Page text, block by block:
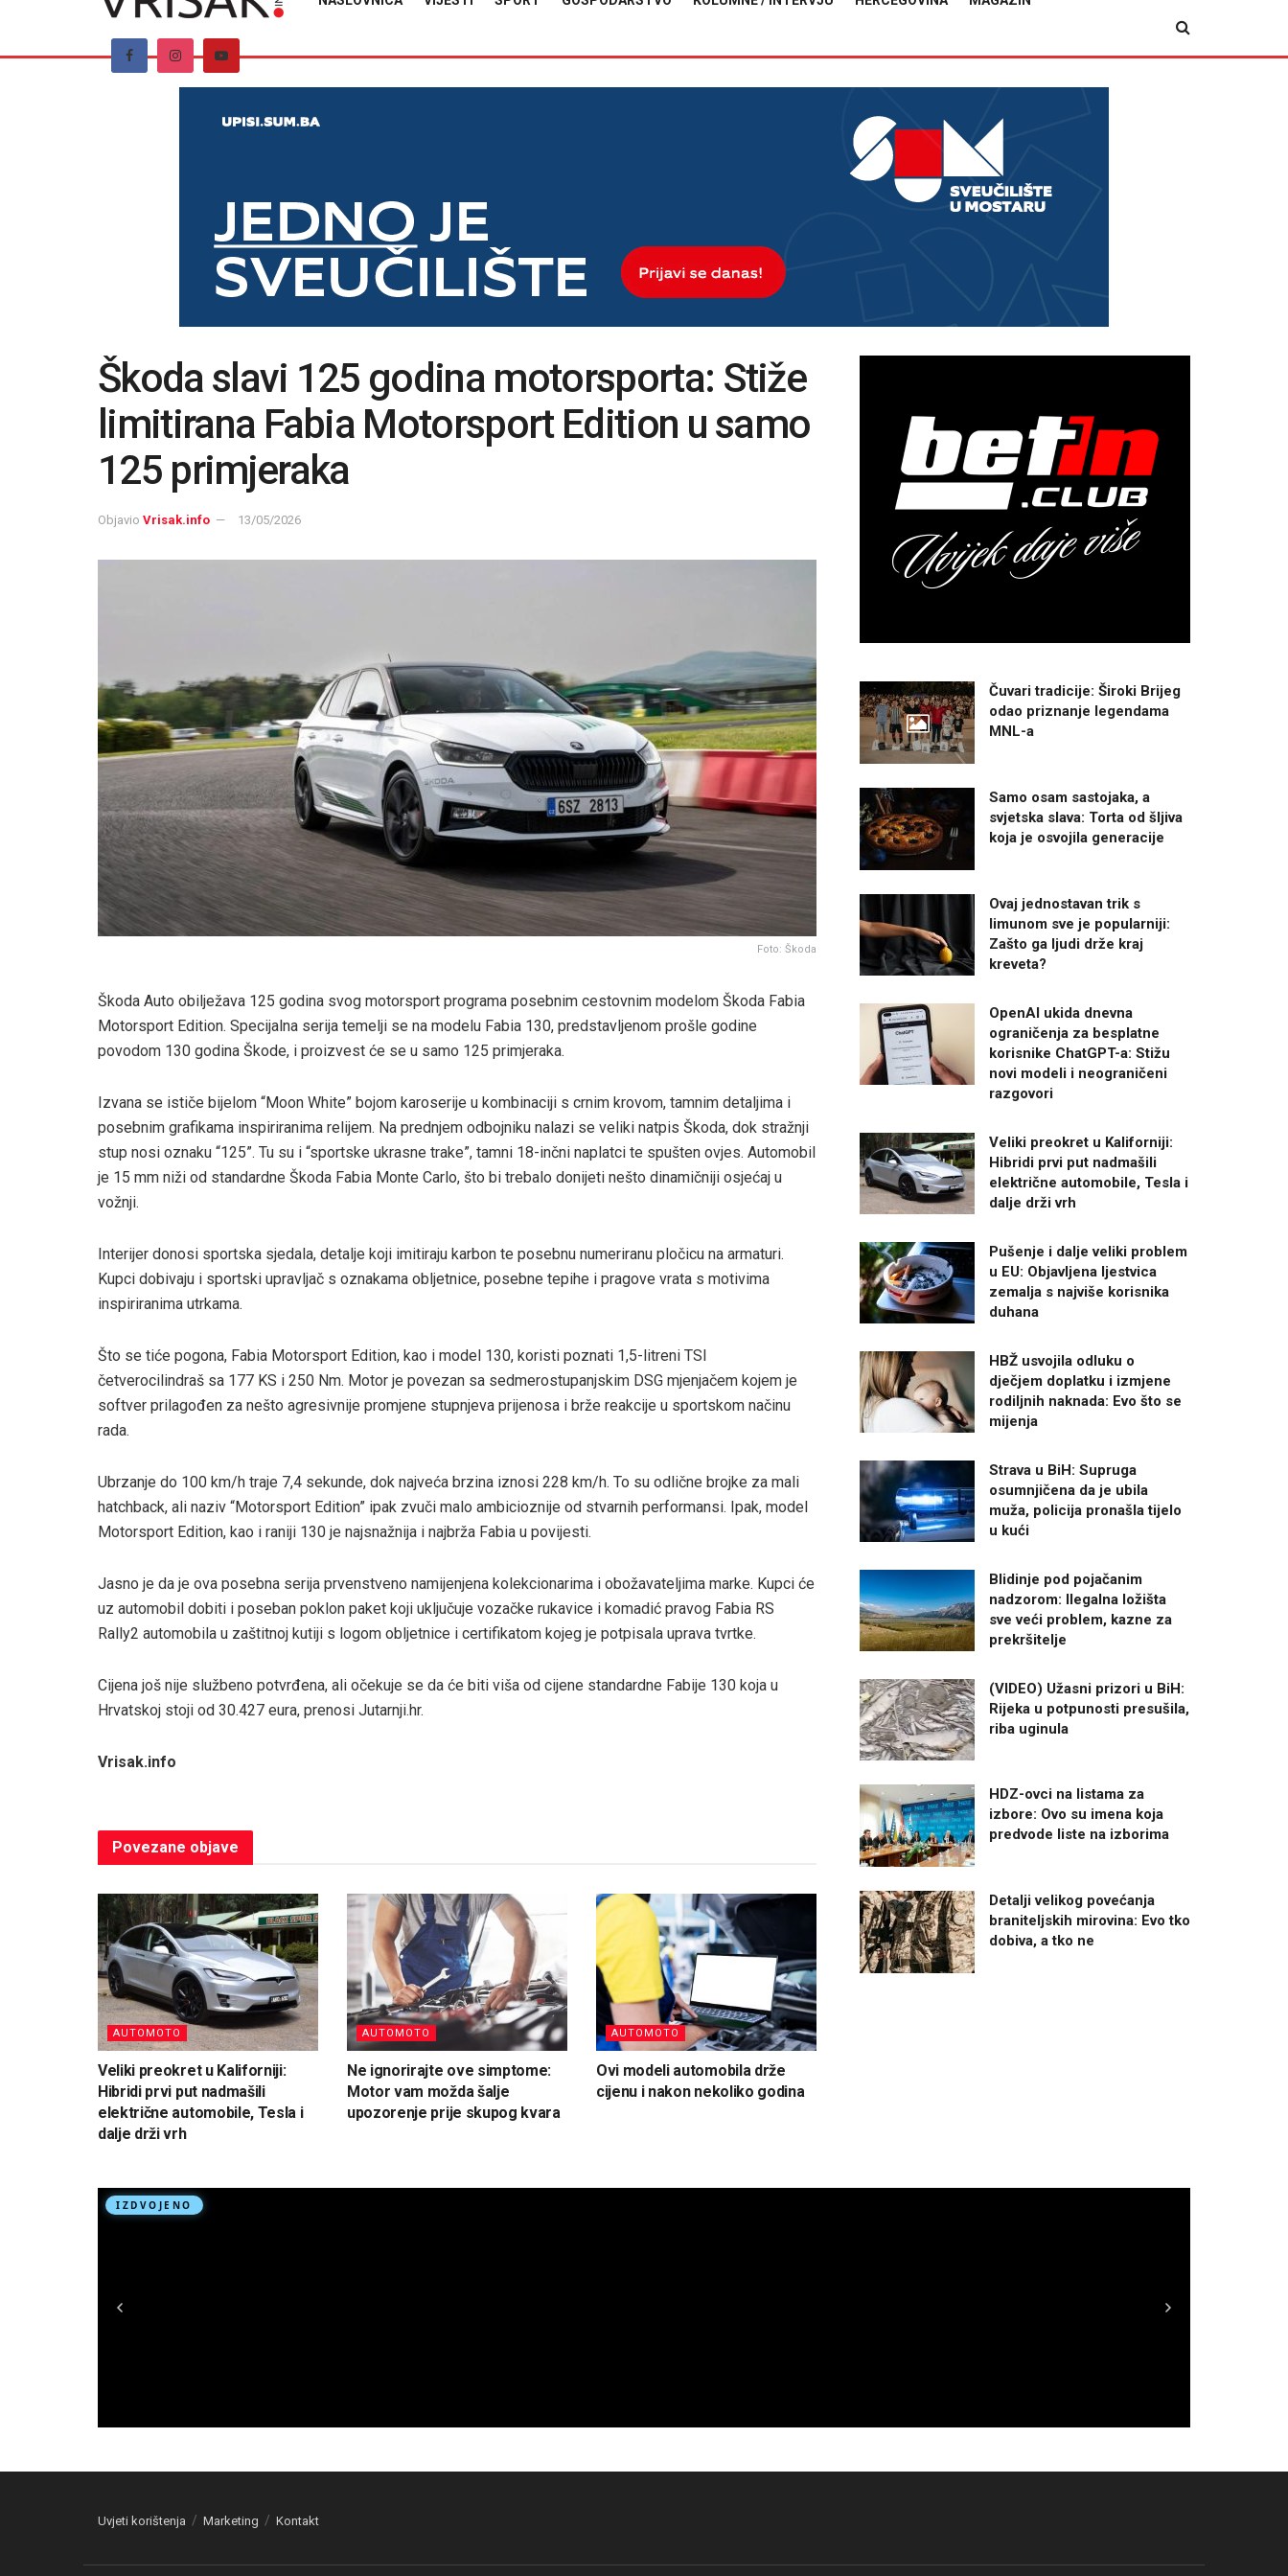
Škoda slavi 125 godina motorsporta: Stiže
limitirana Fabia Motorsport Edition u samo
125 primjeraka
Objavio Vrisak.info 13/05/2026
Foto: Škoda
Škoda Auto obilježava 125 godina svog motorsport programa posebnim cestovnim modelom Škoda Fabia
Motorsport Edition. Specijalna serija temelji se na modelu Fabia 130, predstavljenom prošle godine
povodom 130 godina Škode, i proizvest će se u samo 125 primjeraka.
Izvana se ističe bijelom “Moon White” bojom karoserije u kombinaciji s crnim krovom, tamnim detaljima i
posebnim grafikama inspiriranima relijem. Na prednjem odbojniku nalazi se veliki natpis Škoda, dok stražnji
stup nosi oznaku “125”. Tu su i “sportske ukrasne trake”, tamni 18-inčni naplatci te spušten ovjes. Automobil
je 15 mm niži od standardne Škoda Fabia Monte Carlo, što bi trebalo donijeti nešto dinamičniji osjećaj u
vožnji.
Interijer donosi sportska sjedala, detalje koji imitiraju karbon te posebnu numeriranu pločicu na armaturi.
Kupci dobivaju i sportski upravljač s oznakama obljetnice, posebne tepihe i pragove vrata s motivima
inspiriranima utrkama.
Što se tiće pogona, Fabia Motorsport Edition, kao i model 130, koristi poznati 1,5-litreni TSI
četverocilindraš sa 177 KS i 250 Nm. Motor je povezan sa sedmerostupanjskim DSG mjenjačem kojem je
softver prilagođen za nešto agresivnije promjene stupnjeva prijenosa i brže reakcije u sportskom načinu
rada.
Ubrzanje do 100 km/h traje 7,4 sekunde, dok najveća brzina iznosi 228 km/h. To su odlične brojke za mali
hatchback, ali naziv “Motorsport Edition” ipak zvuči malo ambicioznije od stvarnih performansi. Ipak, model
Motorsport Edition, kao i raniji 130 je najsnažnija i najbrža Fabia u povijesti.
Jasno je da je ova posebna serija prvenstveno namijenjena kolekcionarima i obožavateljima marke. Kupci će
uz automobil dobiti i poseban poklon paket koji uključuje vozačke rukavice i komadić pravog Fabia RS
Rally2 automobila u zaštitnoj kutiji s logom obljetnice i certifikatom kojeg je potpisala uprava tvrtke.
Cijena još nije službeno potvrđena, ali očekuje se da će biti viša od cijene standardne Fabije 130 koja u
Hrvatskoj stoji od 30.427 eura, prenosi Jutarnji.hr.
Vrisak.info
Povezane objave
AUTOMOTO
Veliki preokret u Kaliforniji:
Hibridi prvi put nadmašili
električne automobile, Tesla i
dalje drži vrh
AUTOMOTO
Ne ignorirajte ove simptome:
Motor vam možda šalje
upozorenje prije skupog kvara
AUTOMOTO
Ovi modeli automobila drže
cijenu i nakon nekoliko godina
Čuvari tradicije: Široki Brijeg
odao priznanje legendama
MNL-a
Samo osam sastojaka, a
svjetska slava: Torta od šljiva
koja je osvojila generacije
Ovaj jednostavan trik s
limunom sve je popularniji:
Zašto ga ljudi drže kraj
kreveta?
OpenAI ukida dnevna
ograničenja za besplatne
korisnike ChatGPT-a: Stižu
novi modeli i neograničeni
razgovori
Veliki preokret u Kaliforniji:
Hibridi prvi put nadmašili
električne automobile, Tesla i
dalje drži vrh
Pušenje i dalje veliki problem
u EU: Objavljena ljestvica
zemalja s najviše korisnika
duhana
HBŽ usvojila odluku o
dječjem doplatku i izmjene
rodiljnih naknada: Evo što se
mijenja
Strava u BiH: Supruga
osumnjičena da je ubila
muža, policija pronašla tijelo
u kući
Blidinje pod pojačanim
nadzorom: Ilegalna ložišta
sve veći problem, kazne za
prekršitelje
(VIDEO) Užasni prizori u BiH:
Rijeka u potpunosti presušila,
riba uginula
HDZ-ovci na listama za
izbore: Ovo su imena koja
predvode liste na izborima
Detalji velikog povećanja
braniteljskih mirovina: Evo tko
dobiva, a tko ne
Uvjeti korištenja Marketing Kontakt